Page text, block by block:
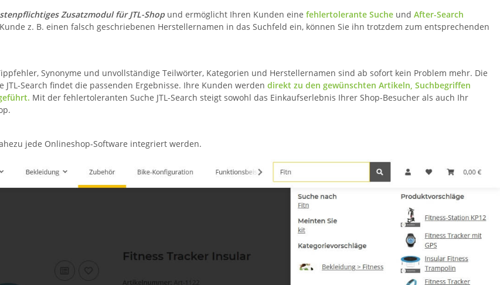
Zusatzmodul für JTL-Shop und ermöglicht Ihren Kunden eine fehlertolerante Suche und After-Search
z. B. einen falsch geschriebenen Herstellernamen in das Suchfeld ein, können Sie ihn trotzdem zum entsprechenden
Synonyme und unvollständige Teilwörter, Kategorien und Herstellernamen sind ab sofort kein Problem mehr. Die
JTL-Search findet die passenden Ergebnisse. Ihre Kunden werden direkt zu den gewünschten Artikeln, Suchbegriffen
Mit der fehlertoleranten Suche JTL-Search steigt sowohl das Einkaufserlebnis Ihrer Shop-Besucher als auch Ihr
jede Onlineshop-Software integriert werden.